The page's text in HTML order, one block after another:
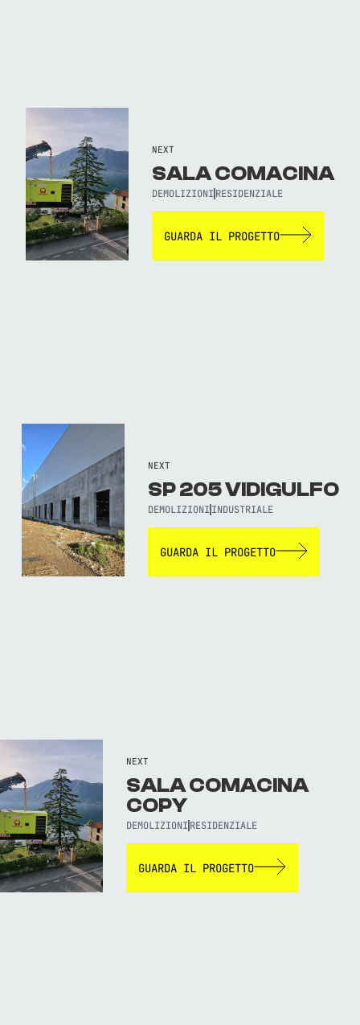
NEXT
SALA COMACINA
DEMOLIZIONI RESIDENZIALE
GUARDA IL PROGETTO
NEXT
SP 205 VIDIGULFO
DEMOLIZIONI INDUSTRIALE
GUARDA IL PROGETTO
NEXT
SALA COMACINA
COPY
DEMOLIZIONI RESIDENZIALE
GUARDA IL PROGETTO